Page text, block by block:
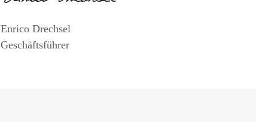
Enrico Drechsel
Geschäftsführer